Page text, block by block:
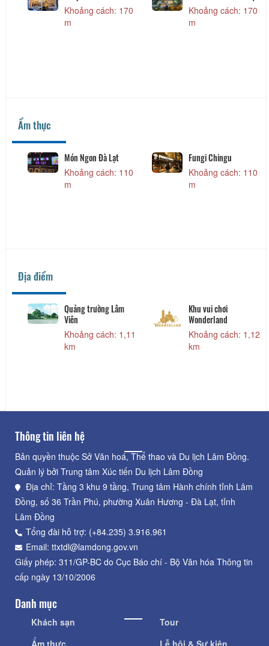
Khoảng cách: 70 m Khoảng cách: 70 m
Khách sạn Thanh Thảo
Hoàng Minh Châu
Ẩm thực
Thai Corner Da Lat
Khoảng cách: 50 m
Cơm Phượng Hiền
Khoảng cách: 70 m
Premium BBQ & Beer
Sinh tố Nhạn
Địa điểm
Chợ đêm Đà Lạt
Khoảng cách: 30 m
Phim Trường 3D World
Dalat
Khoảng cách: 160
Thông tin liên hệ
Bản quyền thuộc Sở Văn hoá, Thể thao và Du lịch Lâm Đồng.
Quản lý bởi Trung tâm Xúc tiến Du lịch Lâm Đồng
Địa chỉ: Tầng 3 khu 9 tầng, Trung tâm Hành chính tỉnh Lâm
Đồng, số 36 Trần Phú, phường Xuân Hương - Đà Lạt, tỉnh
Lâm Đồng
Tổng đài hỗ trợ: (+84.235) 3.916.961
Email: ttxtdl@lamdong.gov.vn
Giấy phép: 311/GP-BC do Cục Báo chí - Bộ Văn hóa Thông tin
cấp ngày 13/10/2006
Danh mục
Khách sạn
Ẩm thực
Tour
Lễ hội & Sự kiện